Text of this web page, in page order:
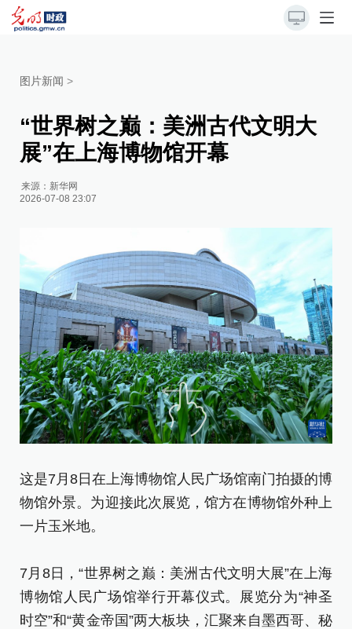
图片新闻 >
“世界树之巅：美洲古代文明大
展”在上海博物馆开幕
来源： 新华网
2026-07-08 23:07
这是7月8日在上海博物馆人民广场馆南门拍摄的博
物馆外景。为迎接此次展览，馆方在博物馆外种上
一片玉米地。
7月8日，“世界树之巅：美洲古代文明大展”在上海
博物馆人民广场馆举行开幕仪式。展览分为“神圣
时空”和“黄金帝国”两大板块，汇聚来自墨西哥、秘